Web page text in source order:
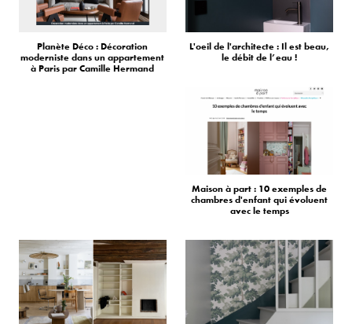
Planète Déco : Décoration
moderniste dans un appartement
à Paris par Camille Hermand
L'oeil de l'architecte : Il est beau,
le débit de l’eau !
Maison à part : 10 exemples de
chambres d'enfant qui évoluent
avec le temps